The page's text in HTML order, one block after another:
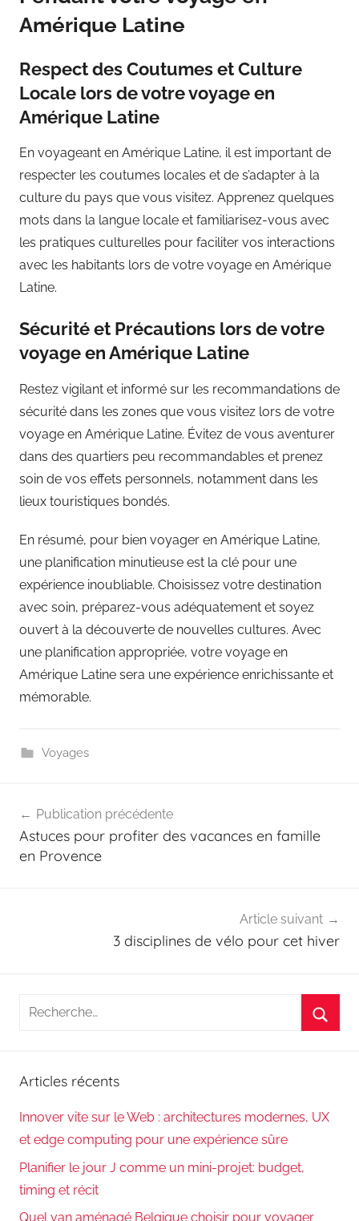
Amérique Latine
Respect des Coutumes et Culture
Locale lors de votre voyage en
Amérique Latine
En voyageant en Amérique Latine, il est important de
respecter les coutumes locales et de s’adapter à la
culture du pays que vous visitez. Apprenez quelques
mots dans la langue locale et familiarisez-vous avec
les pratiques culturelles pour faciliter vos interactions
avec les habitants lors de votre voyage en Amérique
Latine.
Sécurité et Précautions lors de votre
voyage en Amérique Latine
Restez vigilant et informé sur les recommandations de
sécurité dans les zones que vous visitez lors de votre
voyage en Amérique Latine. Évitez de vous aventurer
dans des quartiers peu recommandables et prenez
soin de vos effets personnels, notamment dans les
lieux touristiques bondés.
En résumé, pour bien voyager en Amérique Latine,
une planification minutieuse est la clé pour une
expérience inoubliable. Choisissez votre destination
avec soin, préparez-vous adéquatement et soyez
ouvert à la découverte de nouvelles cultures. Avec
une planification appropriée, votre voyage en
Amérique Latine sera une expérience enrichissante et
mémorable.
Voyages
de
l’article
Publication précédente
Astuces pour profiter des vacances en famille
en Provence
Article suivant
3 disciplines de vélo pour cet hiver
Recherche
Articles récents
Innover vite sur le Web : architectures modernes, UX
et edge computing pour une expérience sûre
Planifier le jour J comme un mini-projet: budget,
timing et récit
Quel van aménagé Belgique choisir pour voyager